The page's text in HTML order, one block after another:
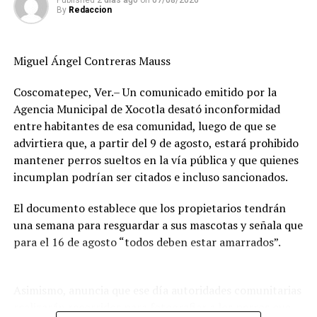
DESPUÉS
Cañeros mantienen bloqueo en Ingenio El Potrero
ANTES
Cañeros toman bodegas de azúcar del Ingenio El
Potrero
By Redaccion
Miguel Ángel Contreras Mauss
Coscomatepec, Ver.– Un comunicado emitido por la
Agencia Municipal de Xocotla desató inconformidad
entre habitantes de esa comunidad, luego de que se
advirtiera que, a partir del 9 de agosto, estará prohibido
mantener perros sueltos en la vía pública y que quienes
incumplan podrían ser citados e incluso sancionados.
El documento establece que los propietarios tendrán
una semana para resguardar a sus mascotas y señala que
para el 16 de agosto “todos deben estar amarrados”.